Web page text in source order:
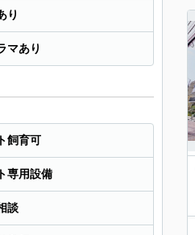
り
マあり
飼育可
専用設備
談